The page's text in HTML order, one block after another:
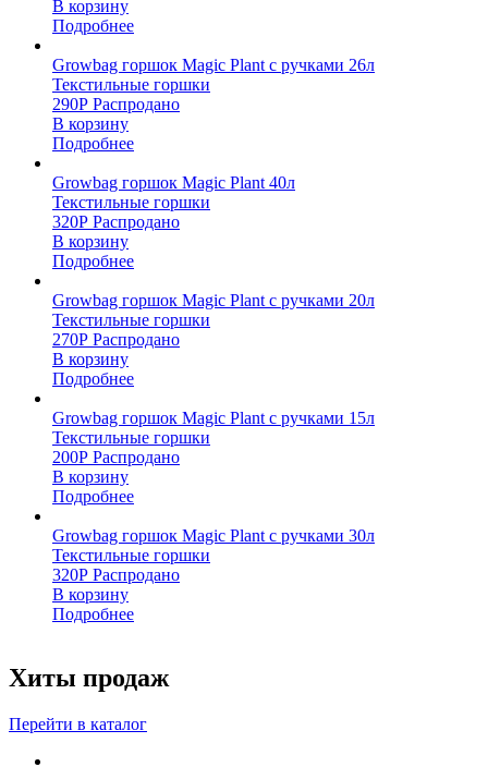
В корзину
Подробнее
Growbag горшок Magic Plant с ручками 26л
Текстильные горшки
290Р Распродано
В корзину
Подробнее
Growbag горшок Magic Plant 40л
Текстильные горшки
320Р Распродано
В корзину
Подробнее
Growbag горшок Magic Plant с ручками 20л
Текстильные горшки
270Р Распродано
В корзину
Подробнее
Growbag горшок Magic Plant с ручками 15л
Текстильные горшки
200Р Распродано
В корзину
Подробнее
Growbag горшок Magic Plant с ручками 30л
Текстильные горшки
320Р Распродано
В корзину
Подробнее
Хиты продаж
Перейти в каталог